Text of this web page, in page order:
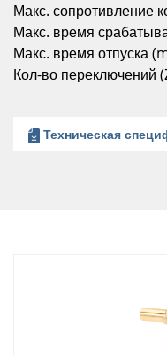
Макс. сопротивление
Макс. время
Макс. время отпуска
Кол-во переключений
Техническая